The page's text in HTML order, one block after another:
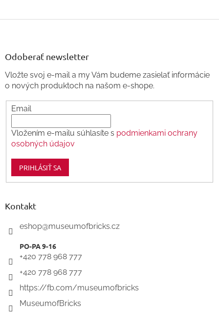
Z
Odoberať newsletter
Vložte svoj e-mail a my Vám budeme zasielať informácie
o nových produktoch na našom e-shope.
Email
Vložením e-mailu súhlasíte s podmienkami ochrany
osobných údajov
PRIHLÁSIŤ SA
Kontakt
eshop@museumofbricks.cz
+420 778 968 777
+420 778 968 777
https://fb.com/museumofbricks
MuseumofBricks